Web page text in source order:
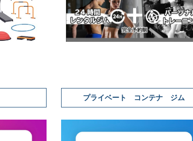
プライベート コンテナ ジム